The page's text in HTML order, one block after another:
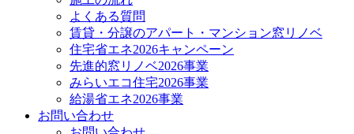
よくある質問
賃貸・分譲のアパート・マンション窓リノベ
住宅省エネ2026キャンペーン
先進的窓リノベ2026事業
みらいエコ住宅2026事業
給湯省エネ2026事業
お問い合わせ